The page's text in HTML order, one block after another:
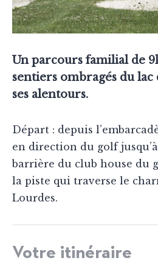
Un parcours familial de
sentiers ombragés du
ses alentours.
Départ : depuis
en direction du golf
barrière du club house du
la piste qui traverse le
Lourdes.
Votre itinéraire